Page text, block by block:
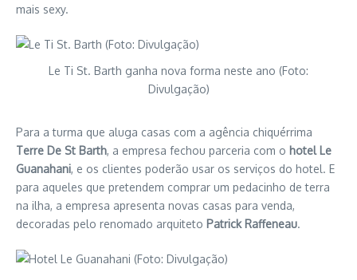
mais sexy.
Le Ti St. Barth ganha nova forma neste ano (Foto:
Divulgação)
Para a turma que aluga casas com a agência chiquérrima
Terre De St Barth, a empresa fechou parceria com o hotel Le
Guanahani, e os clientes poderão usar os serviços do hotel. E
para aqueles que pretendem comprar um pedacinho de terra
na ilha, a empresa apresenta novas casas para venda,
decoradas pelo renomado arquiteto Patrick Raffeneau.